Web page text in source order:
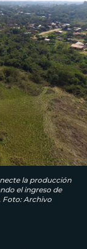
la producción
el ingreso de
Foto: Archivo